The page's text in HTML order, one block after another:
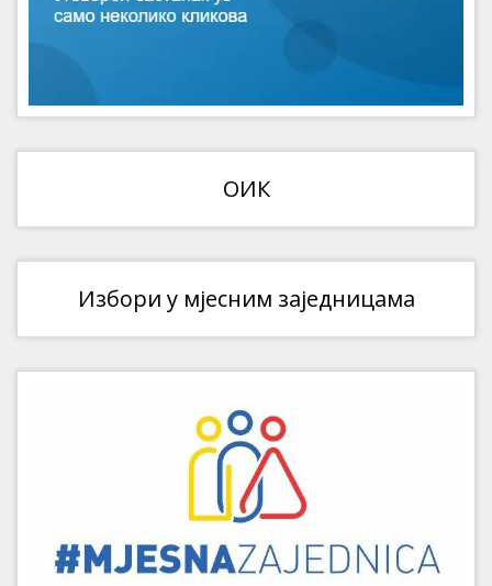
ОИК
Избори у мјесним заједницама